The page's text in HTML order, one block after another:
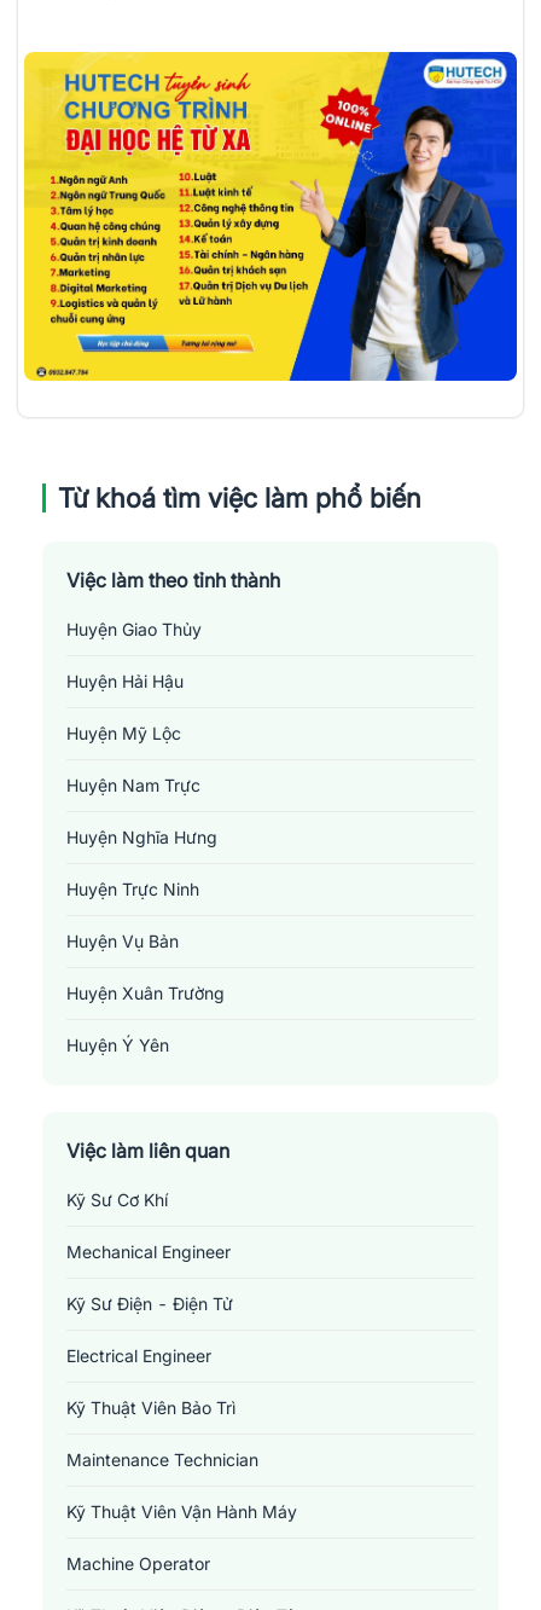
Từ khoá tìm việc làm phổ biến
Việc làm theo tỉnh thành
Huyện Giao Thủy
Huyện Hải Hậu
Huyện Mỹ Lộc
Huyện Nam Trực
Huyện Nghĩa Hưng
Huyện Trực Ninh
Huyện Vụ Bản
Huyện Xuân Trường
Huyện Ý Yên
Việc làm liên quan
Kỹ Sư Cơ Khí
Mechanical Engineer
Kỹ Sư Điện - Điện Tử
Electrical Engineer
Kỹ Thuật Viên Bảo Trì
Maintenance Technician
Kỹ Thuật Viên Vận Hành Máy
Machine Operator